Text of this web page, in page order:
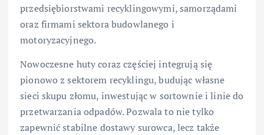
przedsiębiorstwami recyklingowymi, samorządami
oraz firmami sektora budowlanego i
motoryzacyjnego.
Nowoczesne huty coraz częściej integrują się
pionowo z sektorem recyklingu, budując własne
sieci skupu złomu, inwestując w sortownie i linie do
przetwarzania odpadów. Pozwala to nie tylko
zapewnić stabilne dostawy surowca, lecz także